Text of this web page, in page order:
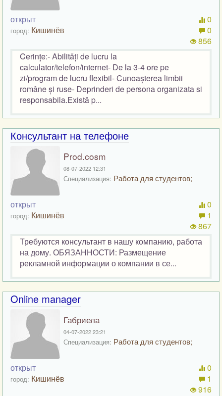
открыт
город: Кишинёв
0
0
856
Cerințe:- Abilități de lucru la
calculator/telefon/internet- De la 3-4 ore pe
zi/program de lucru flexibil- Cunoașterea limbii
române și ruse- Deprinderi de persona organizata si
responsabila.Există p...
Консультант на телефоне
Prod.cosm
08-07-2022 12:31
Специализация: Работа для студентов;
открыт
город: Кишинёв
0
1
867
Требуются консультант в нашу компанию, работа
на дому. ОБЯЗАННОСТИ: Размещение
рекламной информации о компании в се...
Online manager
Габриела
04-07-2022 23:21
Специализация: Работа для студентов;
открыт
город: Кишинёв
0
1
916